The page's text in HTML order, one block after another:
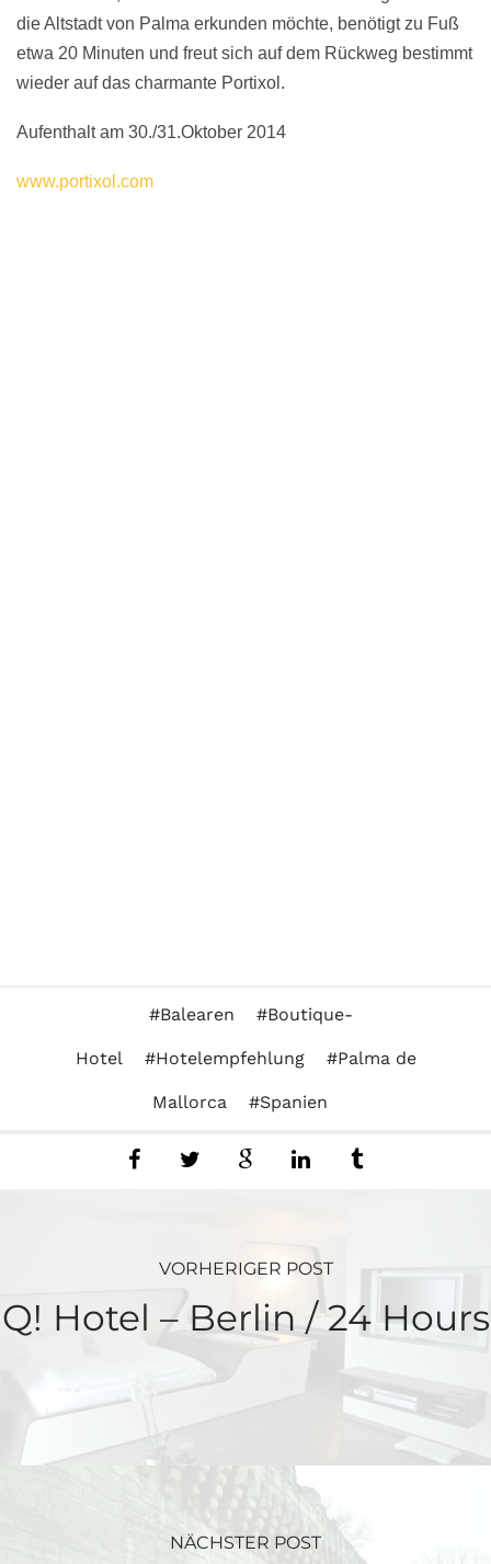
die Altstadt von Palma erkunden möchte, benötigt zu Fuß
etwa 20 Minuten und freut sich auf dem Rückweg bestimmt
wieder auf das charmante Portixol.
Aufenthalt am 30./31.Oktober 2014
www.portixol.com
Balearen Boutique-
Hotel Hotelempfehlung Palma de
Mallorca Spanien
VORHERIGER POST
Q! Hotel – Berlin / 24 Hours
NÄCHSTER POST